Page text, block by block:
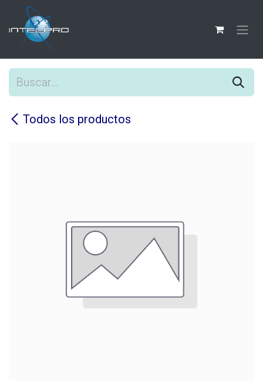
Ir al contenido
Todos los productos